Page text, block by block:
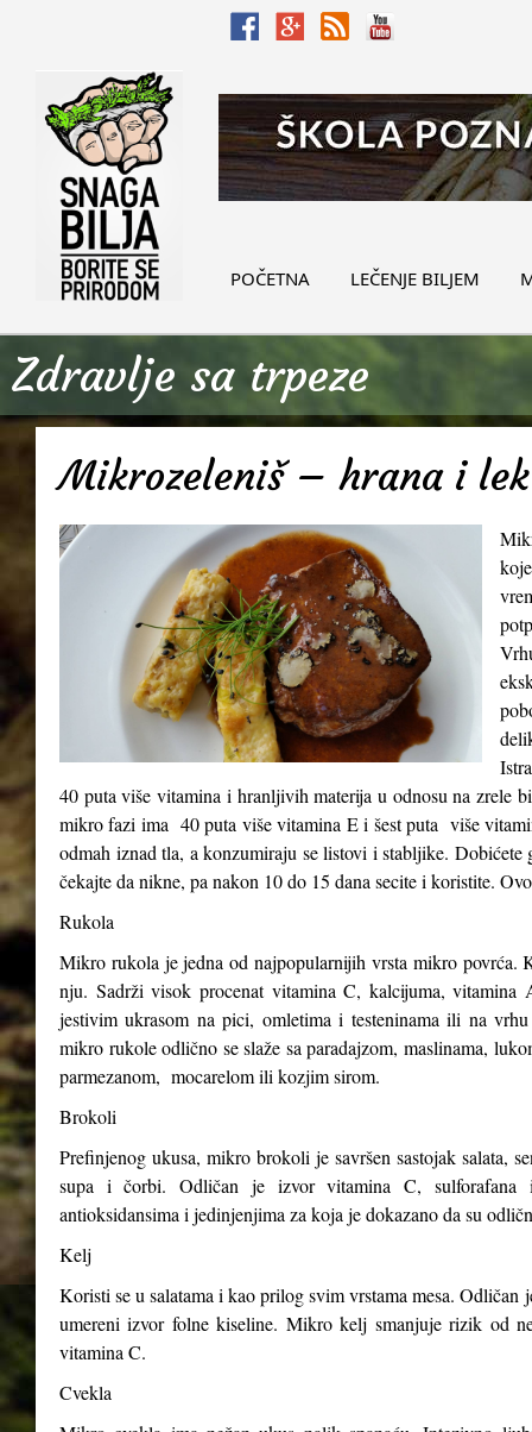
POČETNA LEČENJE BILJEM
Zdravlje sa trpeze
Mikrozeleniš – hrana i lek
40 puta više vitamina i hranljivih materija u odnosu na zrele
mikro fazi ima 40 puta više vitamina E i šest puta više
odmah iznad tla, a konzumiraju se listovi i stabljike. Dobićete
čekajte da nikne, pa nakon 10 do 15 dana secite i koristite.
Rukola
Mikro rukola je jedna od najpopularnijih vrsta mikro povrća.
nju. Sadrži visok procenat vitamina C, kalcijuma,
jestivim ukrasom na pici, omletima i testeninama ili na
mikro rukole odlično se slaže sa paradajzom, maslinama,
parmezanom, mocarelom ili kozjim sirom.
Brokoli
Prefinjenog ukusa, mikro brokoli je savršen sastojak salata,
supa i čorbi. Odličan je izvor vitamina C,
antioksidansima i jedinjenjima za koja je dokazano da su
Kelj
Koristi se u salatama i kao prilog svim vrstama mesa.
umereni izvor folne kiseline. Mikro kelj smanjuje rizik od
vitamina C.
Cvekla